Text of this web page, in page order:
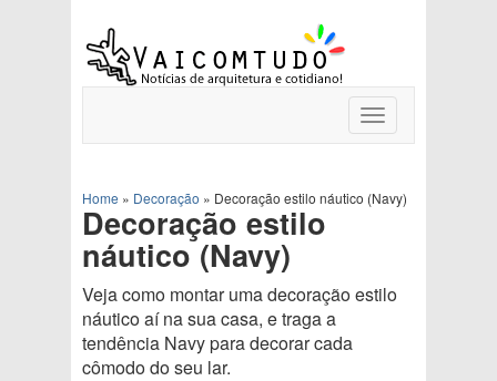
Toggle
navigation
Home » Decoração » Decoração estilo náutico (Navy)
Decoração estilo
náutico (Navy)
Veja como montar uma decoração estilo
náutico aí na sua casa, e traga a
tendência Navy para decorar cada
cômodo do seu lar.